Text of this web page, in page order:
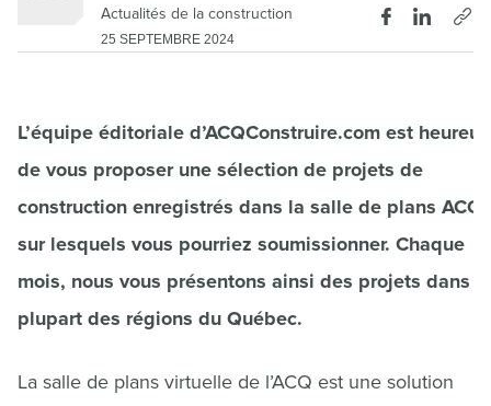
Actualités de la construction
25 SEPTEMBRE 2024
L’équipe éditoriale d’ACQConstruire.com est
de vous proposer une sélection de projets de
construction enregistrés dans la salle de plans ACQ
sur lesquels vous pourriez soumissionner. Chaque
mois, nous vous présentons ainsi des projets dans la
plupart des régions du Québec.
La salle de plans virtuelle de l’ACQ est une solution